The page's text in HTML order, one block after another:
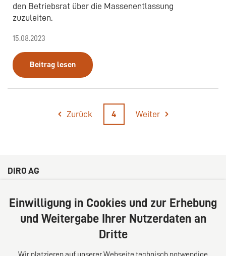
den Betriebsrat über die Massenentlassung
zuzuleiten.
15.08.2023
Beitrag lesen
Zurück 4 Weiter
DIRO AG
20354 Hamburg
Deutschland
Tel: +49 (0) 40 41352231
Einwilligung in Cookies und zur Erhebung
und Weitergabe Ihrer Nutzerdaten an
Dritte